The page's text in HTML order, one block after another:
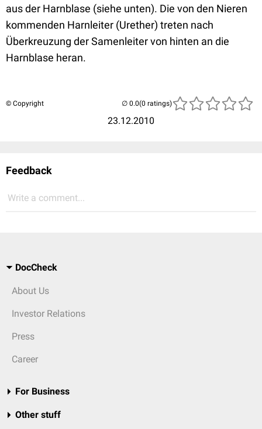
aus der Harnblase (siehe unten). Die von den Nieren
kommenden Harnleiter (Urether) treten nach
Überkreuzung der Samenleiter von hinten an die
Harnblase heran.
© Copyright
23.12.2010
(0 ratings)
Feedback
Write a comment...
DocCheck
About Us
Investor Relations
Press
Career
For Business
Other stuff